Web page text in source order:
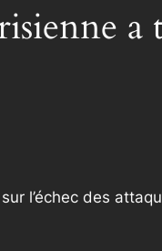
a
l’échec des